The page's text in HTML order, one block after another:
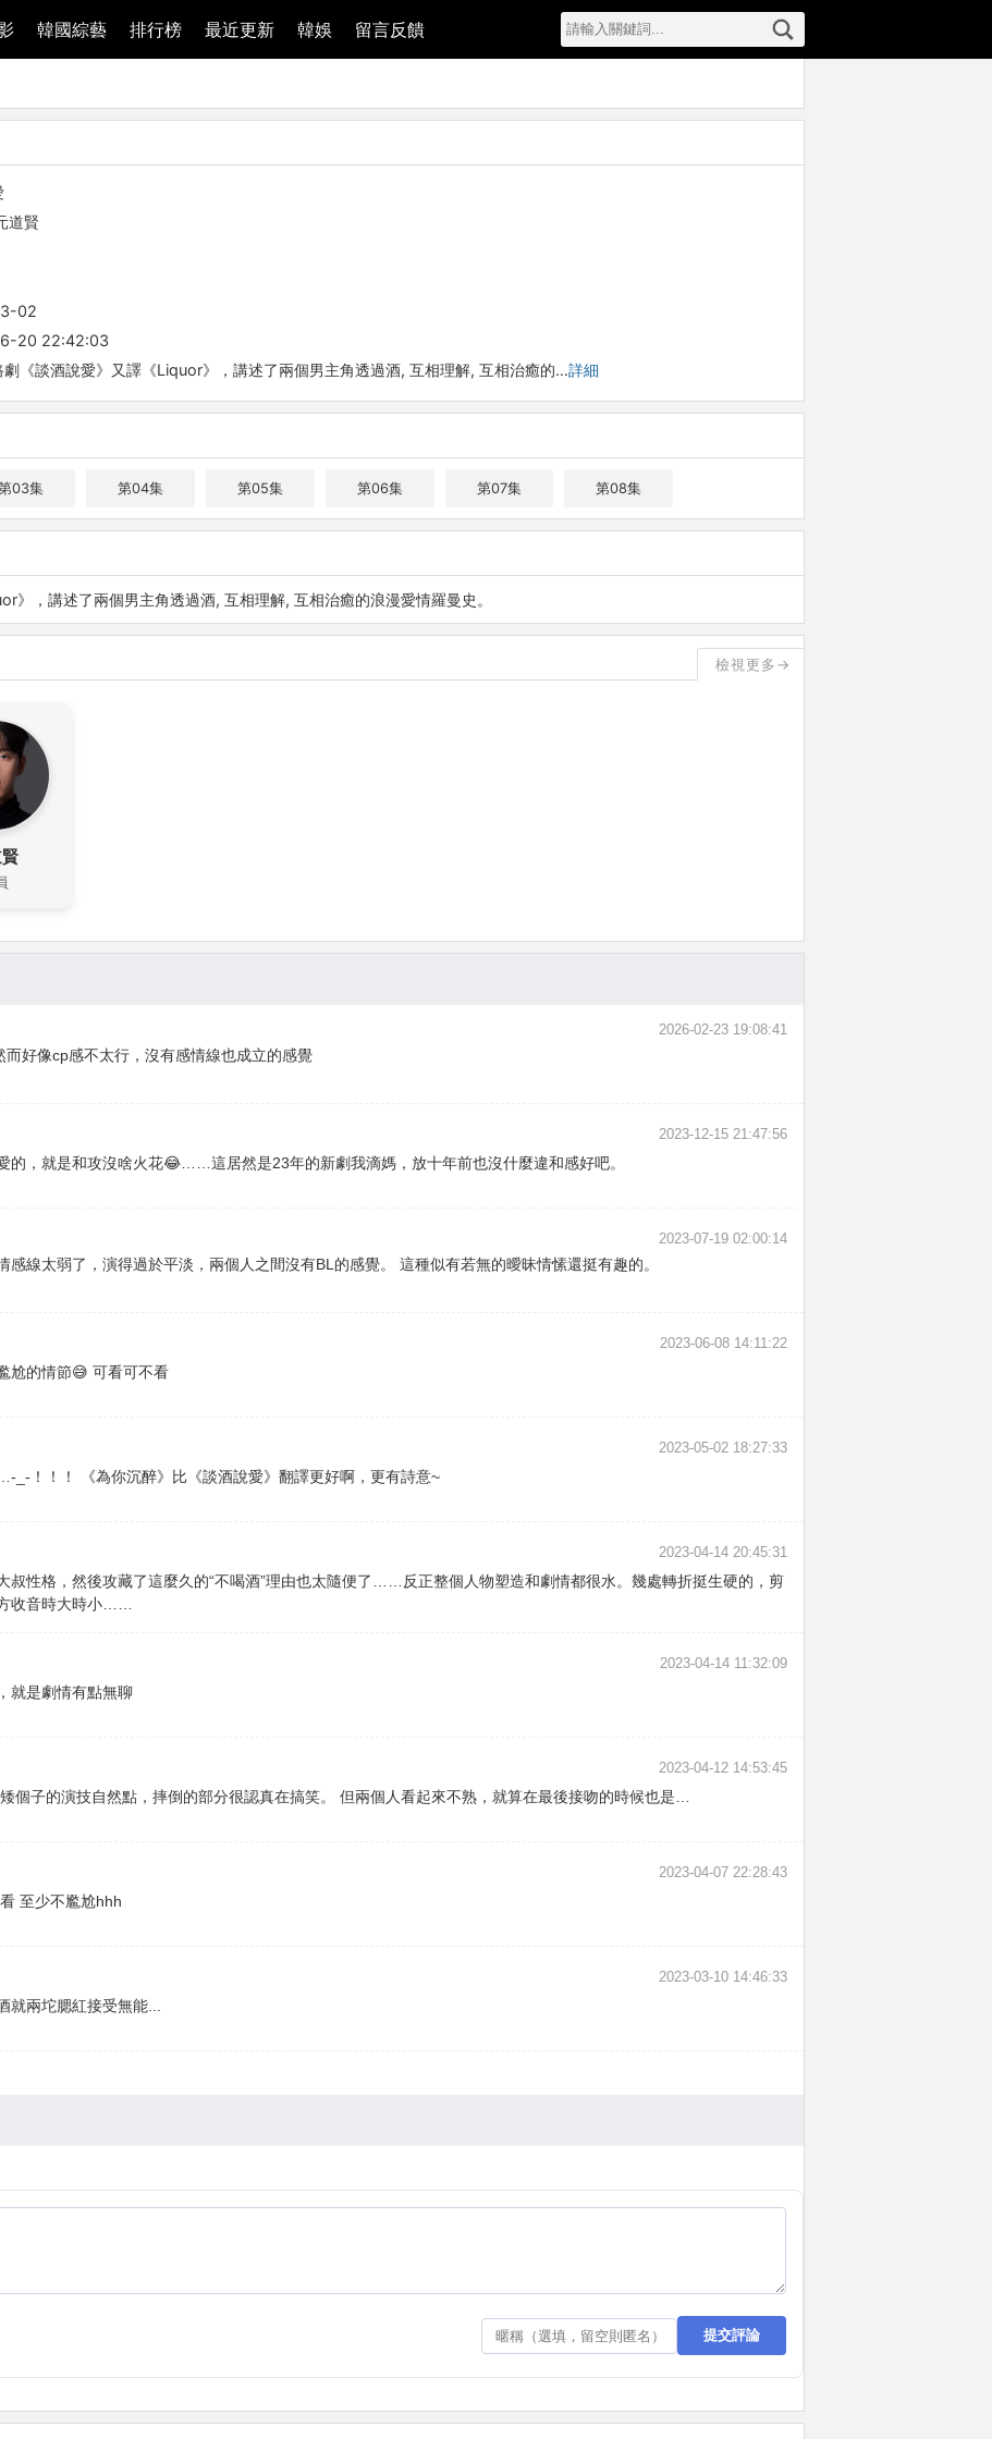
韓國綜藝 排行榜 最近更新 韓娛 留言反饋
道賢
02
20 22:42:03
劇《談酒說愛》又譯《Liquor》，講述了兩個男主角透過酒, 互相理解, 互相治癒的…詳細
03集 第04集 第05集 第06集 第07集 第08集
》，講述了兩個男主角透過酒, 互相理解, 互相治癒的浪漫愛情羅曼史。
檢視更多→
2026-02-23 19:08:41
好像cp感不太行，沒有感情線也成立的感覺
2023-12-15 21:47:56
的，就是和攻沒啥火花😂……這居然是23年的新劇我滴媽，放十年前也沒什麼違和感好吧。
2023-07-19 02:00:14
感線太弱了，演得過於平淡，兩個人之間沒有BL的感覺。 這種似有若無的曖昧情愫還挺有趣的。
2023-06-08 14:11:22
尬的情節😅 可看可不看
2023-05-02 18:27:33
_-！！！ 《為你沉醉》比《談酒說愛》翻譯更好啊，更有詩意~
2023-04-14 20:45:31
叔性格，然後攻藏了這麼久的“不喝酒”理由也太隨便了……反正整個人物塑造和劇情都很水。幾處轉折挺生硬的，剪
收音時大時小……
2023-04-14 11:32:09
就是劇情有點無聊
2023-04-12 14:53:45
個子的演技自然點，摔倒的部分很認真在搞笑。 但兩個人看起來不熟，就算在最後接吻的時候也是…
2023-04-07 22:28:43
至少不尷尬hhh
2023-03-10 14:46:33
兩坨腮紅接受無能...
提交評論